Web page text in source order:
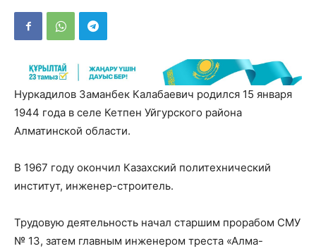
Нуркадилов Заманбек Калабаевич родился 15 января
1944 года в селе Кетпен Уйгурского района
Алматинской области.
В 1967 году окончил Казахский политехнический
институт, инженер-строитель.
Трудовую деятельность начал старшим прорабом СМУ
№ 13, затем главным инженером треста «Алма-